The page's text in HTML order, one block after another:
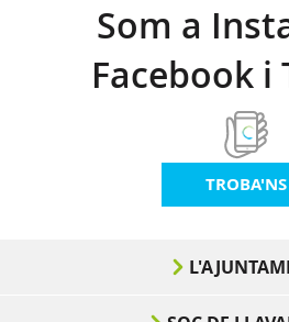
Som a
Facebook
TROBA'NS